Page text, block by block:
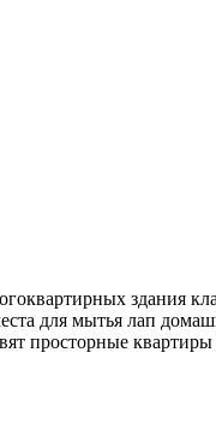
здания
для мытья лап
просторные